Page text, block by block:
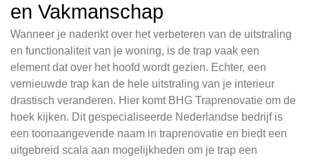
en Vakmanschap
Wanneer je nadenkt over het verbeteren van de uitstraling
en functionaliteit van je woning, is de trap vaak een
element dat over het hoofd wordt gezien. Echter, een
vernieuwde trap kan de hele uitstraling van je interieur
drastisch veranderen. Hier komt BHG Traprenovatie om de
hoek kijken. Dit gespecialiseerde Nederlandse bedrijf is
een toonaangevende naam in traprenovatie en biedt een
uitgebreid scala aan mogelijkheden om je trap een